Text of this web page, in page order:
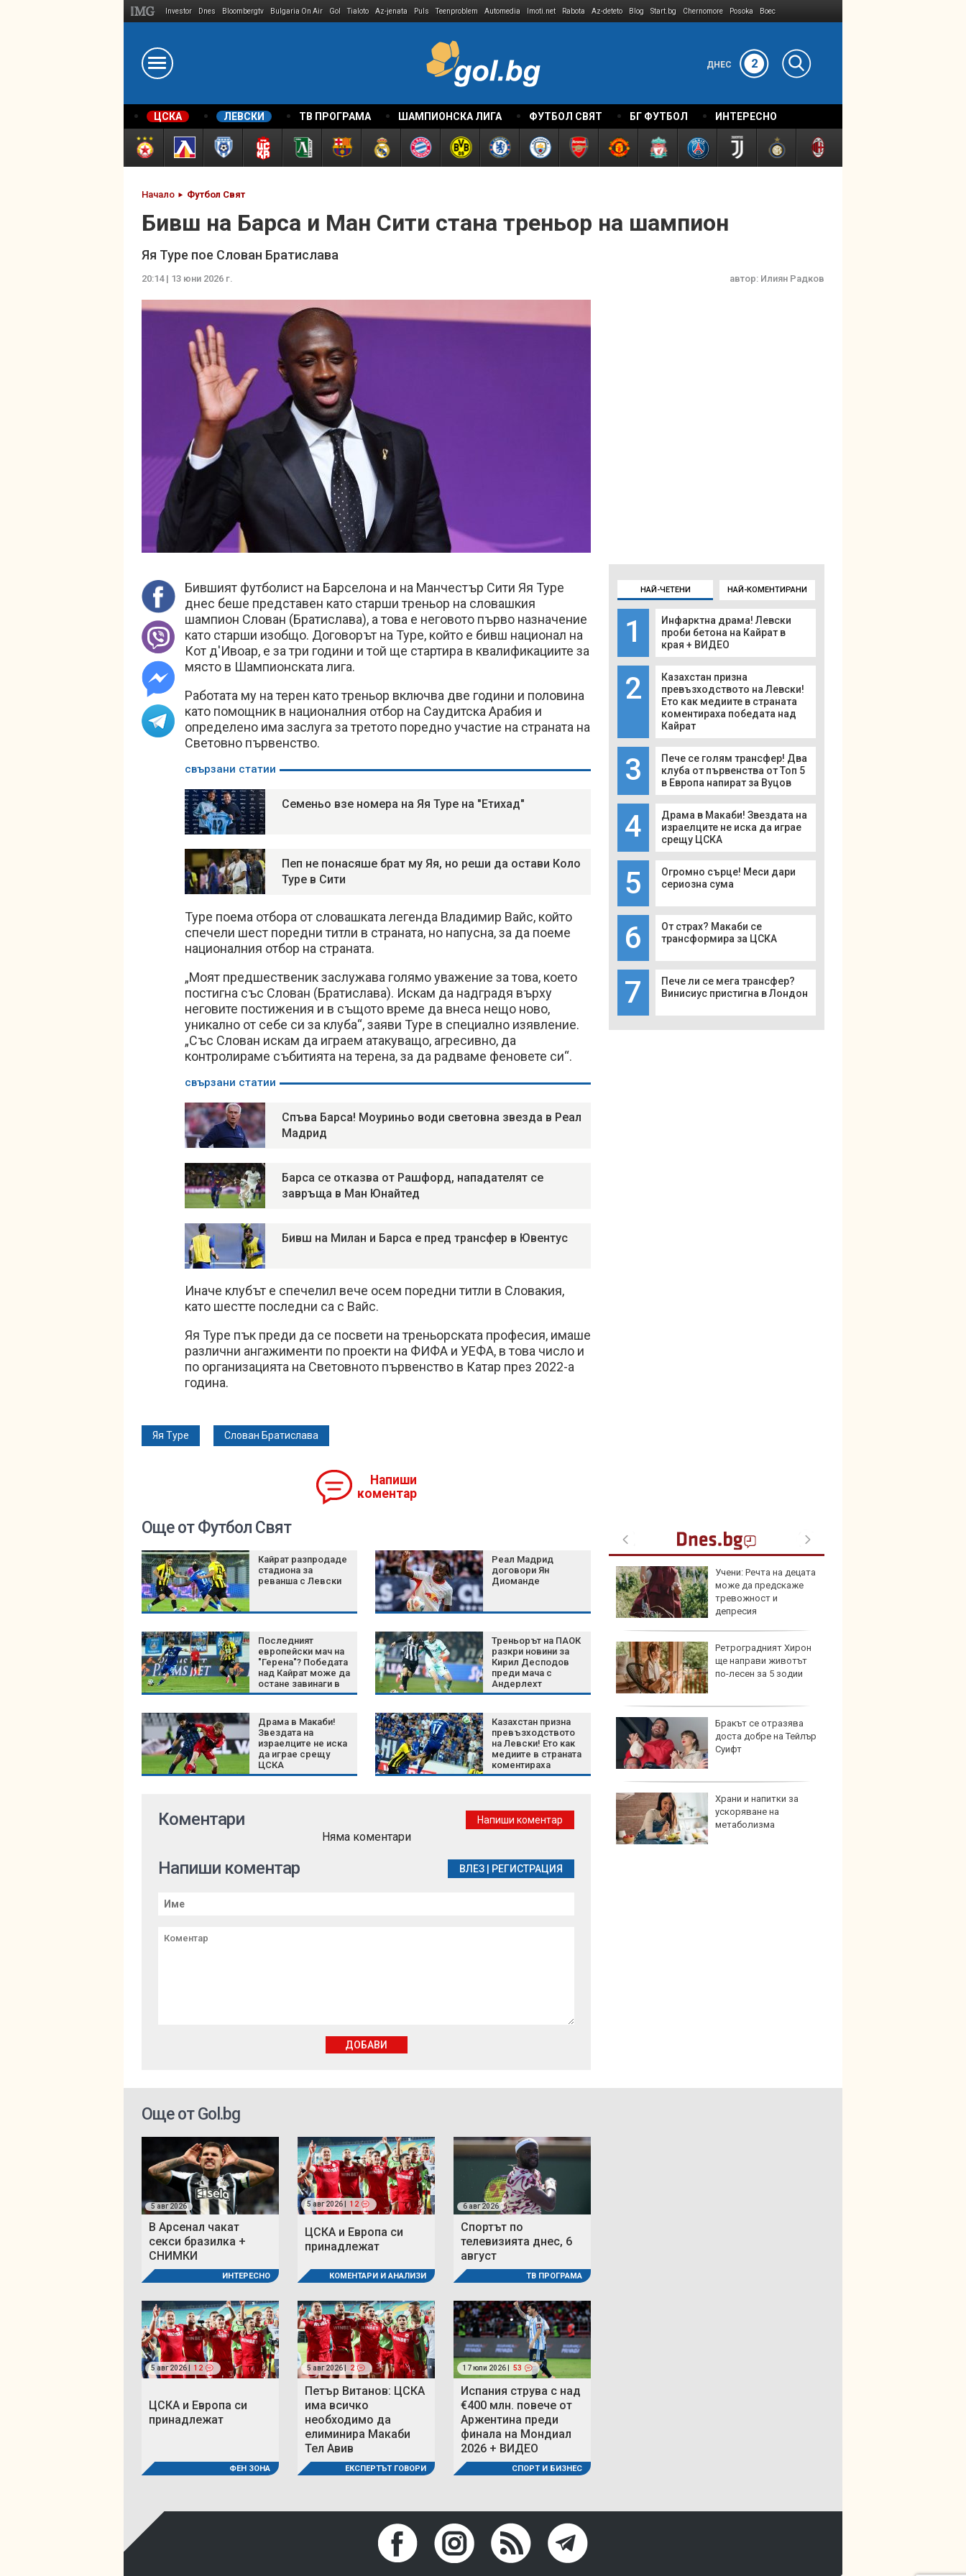
Investor Dnes Bloombergtv Bulgaria On Air Gol Tialoto Az-jenata Puls Teenproblem Automedia Imoti.net Rabota Az-deteto Blog Start.bg Chernomore Posoka Boec
ДНЕС 2
ЦСКА ЛЕВСКИ ТВ ПРОГРАМА ШАМПИОНСКА ЛИГА ФУТБОЛ СВЯТ БГ ФУТБОЛ ИНТЕРЕСНО
Начало Футбол Свят
Бивш на Барса и Ман Сити стана треньор на шампион
Яя Туре пое Слован Братислава
20:14 | 13 юни 2026 г. автор: Илиян Радков
Бившият футболист на Барселона и на Манчестър Сити Яя Туре
днес беше представен като старши треньор на словашкия
шампион Слован (Братислава), а това е неговото първо назначение
като старши изобщо. Договорът на Туре, който е бивш национал на
Кот д'Ивоар, е за три години и той ще стартира в квалификациите за
място в Шампионската лига.
Работата му на терен като треньор включва две години и половина
като помощник в националния отбор на Саудитска Арабия и
определено има заслуга за третото поредно участие на страната на
Световно първенство.
свързани статии
Семеньо взе номера на Яя Туре на "Етихад"
Пеп не понасяше брат му Яя, но реши да остави Коло
Туре в Сити
Туре поема отбора от словашката легенда Владимир Вайс, който
спечели шест поредни титли в страната, но напусна, за да поеме
националния отбор на страната.
„Моят предшественик заслужава голямо уважение за това, което
постигна със Слован (Братислава). Искам да надградя върху
неговите постижения и в същото време да внеса нещо ново,
уникално от себе си за клуба“, заяви Туре в специално изявление.
„Със Слован искам да играем атакуващо, агресивно, да
контролираме събитията на терена, за да радваме феновете си“.
свързани статии
Спъва Барса! Моуриньо води световна звезда в Реал
Мадрид
Барса се отказва от Рашфорд, нападателят се
завръща в Ман Юнайтед
Бивш на Милан и Барса е пред трансфер в Ювентус
Иначе клубът е спечелил вече осем поредни титли в Словакия,
като шестте последни са с Вайс.
Яя Туре пък преди да се посвети на треньорската професия, имаше
различни ангажименти по проекти на ФИФА и УЕФА, в това число и
по организацията на Световното първенство в Катар през 2022-а
година.
Яя Туре Слован Братислава
Напиши
коментар
НАЙ-ЧЕТЕНИ НАЙ-КОМЕНТИРАНИ
1
Инфарктна драма! Левски
проби бетона на Кайрат в
края + ВИДЕО
2
Казахстан призна
превъзходството на Левски!
Ето как медиите в страната
коментираха победата над
Кайрат
3
Пече се голям трансфер! Два
клуба от първенства от Топ 5
в Европа напират за Вуцов
4
Драма в Макаби! Звездата на
израелците не иска да играе
срещу ЦСКА
5
Огромно сърце! Меси дари
сериозна сума
6
От страх? Макаби се
трансформира за ЦСКА
7
Пече ли се мега трансфер?
Винисиус пристигна в Лондон
Още от Футбол Свят
Кайрат разпродаде
стадиона за
реванша с Левски
Реал Мадрид
договори Ян
Диоманде
Последният
европейски мач на
"Герена"? Победата
над Кайрат може да
остане завинаги в
историята на
Треньорът на ПАОК
разкри новини за
Кирил Десподов
преди мача с
Андерлехт
Драма в Макаби!
Звездата на
израелците не иска
да играе срещу
ЦСКА
Казахстан призна
превъзходството
на Левски! Ето как
медиите в страната
коментираха
победата над
Рецепта за пухкави
италиански бухти с
Сметище в Пловдив:
Общината го чисти,
нарушителите го
възстановяват
От Helpbook: Не съм
виждала по-мръсно
място от столичния
кв. "Левски"
Учени: Речта на децата
може да предскаже
тревожност и
депресия
Ретроградният Хирон
ще направи животът
по-лесен за 5 зодии
Бракът се отразява
доста добре на Тейлър
Суифт
Храни и напитки за
ускоряване на
метаболизма
Коментари Напиши коментар
Няма коментари
Напиши коментар ВЛЕЗ РЕГИСТРАЦИЯ
ДОБАВИ
Още от Gol.bg
5 авг 2026
В Арсенал чакат
секси бразилка +
СНИМКИ
ИНТЕРЕСНО
5 авг 2026 | 12
ЦСКА и Европа си
принадлежат
КОМЕНТАРИ И АНАЛИЗИ
6 авг 2026
Спортът по
телевизията днес, 6
август
ТВ ПРОГРАМА
5 авг 2026 | 12
ЦСКА и Европа си
принадлежат
ФЕН ЗОНА
5 авг 2026 | 2
Петър Витанов: ЦСКА
има всичко
необходимо да
елиминира Макаби
Тел Авив
ЕКСПЕРТЪТ ГОВОРИ
17 юли 2026 | 53
Испания струва с над
€400 млн. повече от
Аржентина преди
финала на Мондиал
2026 + ВИДЕО
СПОРТ И БИЗНЕС